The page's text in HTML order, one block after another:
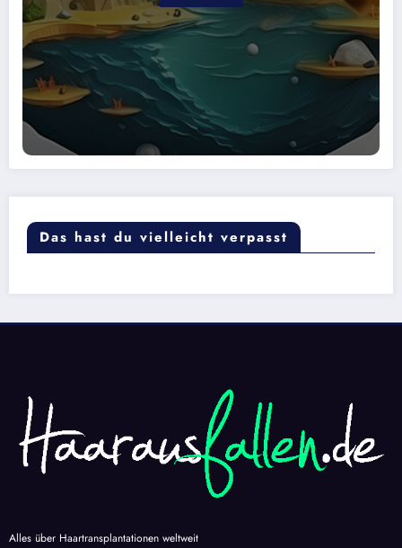
Das hast du vielleicht verpasst
Alles über Haartransplantationen weltweit